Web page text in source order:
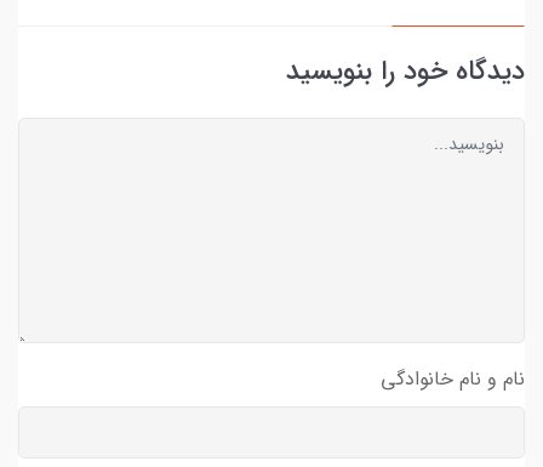
دیدگاه خود را بنویسید
نام و نام خانوادگی